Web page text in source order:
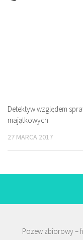
Detektyw względem
majątkowych
27 MARCA 2017
Pozew zbiorowy –